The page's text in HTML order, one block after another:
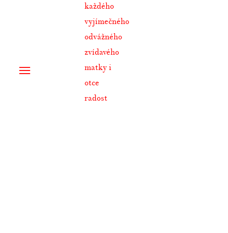
každého
vyjímečného
odvážného
zvídavého
matky i
otce
radost